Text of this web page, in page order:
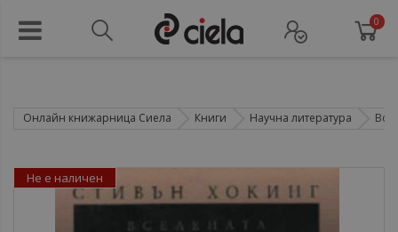
0
Онлайн книжарница Сиела Книги Научна литература
Не е наличен